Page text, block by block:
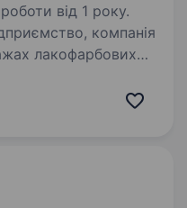
від 1 року.
компанія
лакофарбових
вакансія —